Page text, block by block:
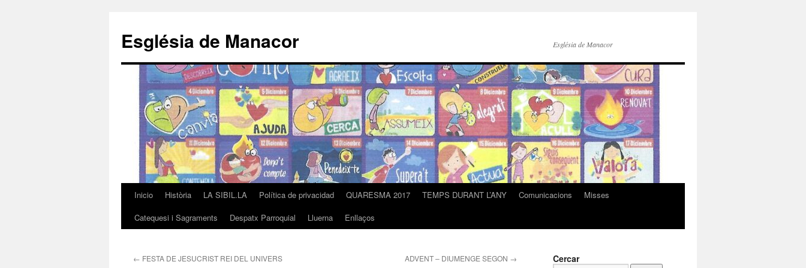
contenido
Església de Manacor Església de Manacor
Inicio Història LA SIBIL.LA Política de privacidad QUARESMA 2017 TEMPS DURANT L’ANY Comunicacions
Misses
Catequesi i Sagraments
Despatx Parroquial Lluerna Enllaços
← FESTA DE JESUCRIST REI DEL UNIVERS ADVENT – DIUMENGE SEGON → Cercar